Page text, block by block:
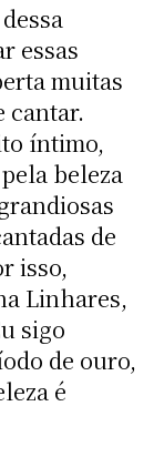
essas
muitas
cantar.
íntimo,
beleza
de
isso,
Linhares,
sigo
de ouro,
é